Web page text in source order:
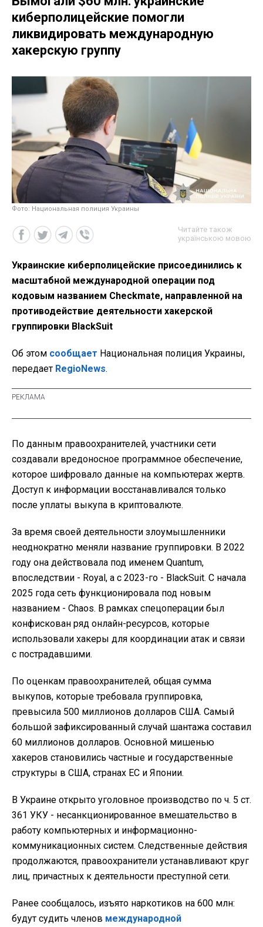
киберполицейские помогли
ликвидировать международную
хакерскую группу
Фото: Национальная полиция Украины
Читайте також
українською мовою
Украинские киберполицейские присоединились к
масштабной международной операции под
кодовым названием Checkmate, направленной на
противодействие деятельности хакерской
группировки BlackSuit
Об этом сообщает Национальная полиция Украины,
передает RegioNews.
По данным правоохранителей, участники сети
создавали вредоносное программное обеспечение,
которое шифровало данные на компьютерах жертв.
Доступ к информации восстанавливался только
после уплаты выкупа в криптовалюте.
За время своей деятельности злоумышленники
неоднократно меняли название группировки. В 2022
году она действовала под именем Quantum,
впоследствии - Royal, а с 2023-го - BlackSuit. С начала
2025 года сеть функционировала под новым
названием - Chaos. В рамках спецоперации был
конфискован ряд онлайн-ресурсов, которые
использовали хакеры для координации атак и связи
с пострадавшими.
По оценкам правоохранителей, общая сумма
выкупов, которые требовала группировка,
превысила 500 миллионов долларов США. Самый
большой зафиксированный случай шантажа составил
60 миллионов долларов. Основной мишенью
хакеров становились частные и государственные
структуры в США, странах ЕС и Японии.
В Украине открыто уголовное производство по ч. 5 ст.
361 УКУ - несанкционированное вмешательство в
работу компьютерных и информационно-
коммуникационных систем. Следственные действия
продолжаются, правоохранители устанавливают круг
лиц, причастных к деятельности преступной сети.
Ранее сообщалось, изъято наркотиков на 600 млн:
будут судить членов международной